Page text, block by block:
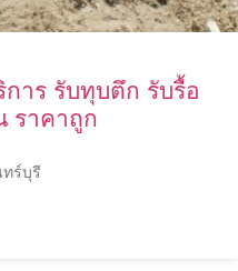
าร รับทุบตึก รับรื้อ
ราคาถูก
ร์บุรี